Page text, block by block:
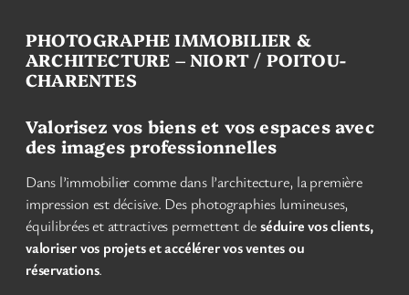
PHOTOGRAPHE IMMOBILIER &
ARCHITECTURE – NIORT / POITOU-
CHARENTES
Valorisez vos biens et vos espaces avec
des images professionnelles
Dans l’immobilier comme dans l’architecture, la première
impression est décisive. Des photographies lumineuses,
équilibrées et attractives permettent deséduire vos clients,
valoriser vos projets et accélérer vos ventes ou
réservations.